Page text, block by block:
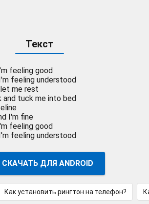
Текст
feeling good
feeling understood
me rest
and tuck me into bed
I'm fine
feeling good
feeling understood
СКАЧАТЬ ДЛЯ ANDROID
Как установить рингтон на телефон?